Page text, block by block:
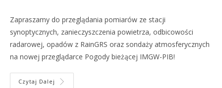
Zapraszamy do przeglądania pomiarów ze stacji
synoptycznych, zanieczyszczenia powietrza, odbicowości
radarowej, opadów z RainGRS oraz sondaży atmosferycznych
na nowej przeglądarce Pogody bieżącej IMGW-PIB!
Czytaj Dalej